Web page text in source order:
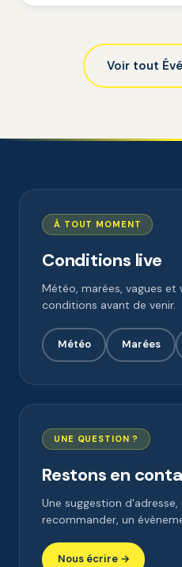
Voir tout
À TOUT MOMENT
Conditions live
Météo, marées, vagues
conditions avant de venir.
Météo Marées
UNE QUESTION ?
Restons en
Une suggestion
recommander, un
Nous écrire →